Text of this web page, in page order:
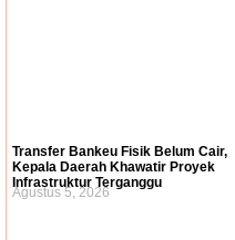
Transfer Bankeu Fisik Belum Cair,
Kepala Daerah Khawatir Proyek
Infrastruktur Terganggu
Agustus 5, 2026